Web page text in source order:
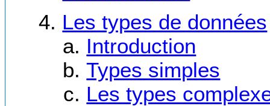
Les types de données
Introduction
Types simples
Les types